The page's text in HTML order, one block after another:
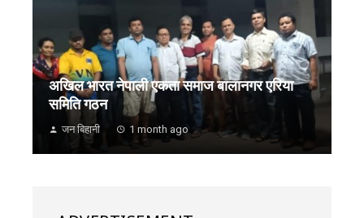
अखिल भारत नेपाली एकता समाज बालानगर एरिया
समिति गठन
जन बिहानी 1 month ago